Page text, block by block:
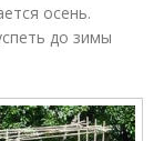
осень.
до зимы